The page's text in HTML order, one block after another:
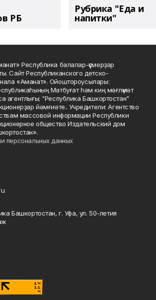
РБ
Рубрика "Еда и
напитки"
Республика балалар-үҫмерҙәр
Сайт Республиканского детско-
«Аманат». Ойоштороусылары:
Матбуғат һәм киң мәғлүмәт
агентлығы; "Республика Башкортостан"
йәмғиәте.. Учредители: Агентство
массовой информации Республики
общество Издательский дом
персональных данных
Башкортостан, г. Уфа, ул. 50-летия